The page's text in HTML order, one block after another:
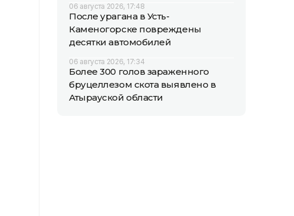
06 августа 2026, 17:48
После урагана в Усть-
Каменогорске повреждены
десятки автомобилей
06 августа 2026, 17:34
Более 300 голов зараженного
бруцеллезом скота выявлено в
Атырауской области